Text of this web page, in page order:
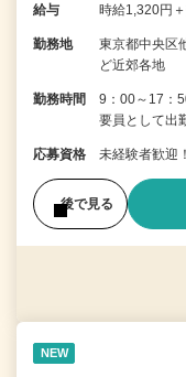
給与 時給1,320円
勤務地
東京都中央区
ど近郊各地
勤務時間
9：00～17：
要員として出
応募資格 未経験者歓迎！
後で見る
NEW